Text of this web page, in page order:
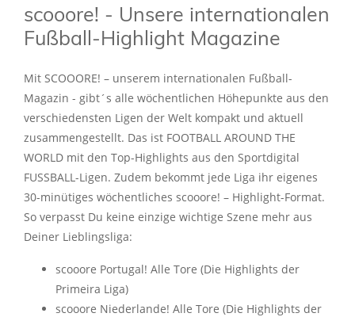
scooore! - Unsere internationalen
Fußball-Highlight Magazine
Mit SCOOORE! – unserem internationalen Fußball-
Magazin - gibt´s alle wöchentlichen Höhepunkte aus den
verschiedensten Ligen der Welt kompakt und aktuell
zusammengestellt. Das ist FOOTBALL AROUND THE
WORLD mit den Top-Highlights aus den Sportdigital
FUSSBALL-Ligen. Zudem bekommt jede Liga ihr eigenes
30-minütiges wöchentliches scooore! – Highlight-Format.
So verpasst Du keine einzige wichtige Szene mehr aus
Deiner Lieblingsliga:
scooore Portugal! Alle Tore (Die Highlights der
Primeira Liga)
scooore Niederlande! Alle Tore (Die Highlights der